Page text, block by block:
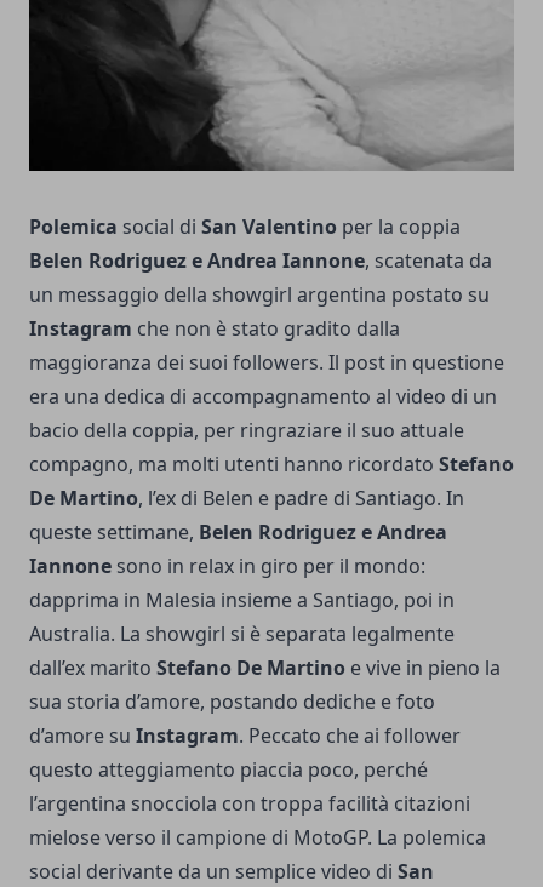
Polemica social di San Valentino per la coppia
Belen Rodriguez e Andrea Iannone, scatenata da
un messaggio della showgirl argentina postato su
Instagram che non è stato gradito dalla
maggioranza dei suoi followers. Il post in questione
era una dedica di accompagnamento al video di un
bacio della coppia, per ringraziare il suo attuale
compagno, ma molti utenti hanno ricordato Stefano
De Martino, l’ex di Belen e padre di Santiago. In
queste settimane, Belen Rodriguez e Andrea
Iannone sono in relax in giro per il mondo:
dapprima in Malesia insieme a Santiago, poi in
Australia. La showgirl si è separata legalmente
dall’ex marito Stefano De Martino e vive in pieno la
sua storia d’amore, postando dediche e foto
d’amore su Instagram. Peccato che ai follower
questo atteggiamento piaccia poco, perché
l’argentina snocciola con troppa facilità citazioni
mielose verso il campione di MotoGP. La polemica
social derivante da un semplice video di San